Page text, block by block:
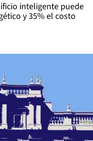
inteligente puede
y 35% el costo